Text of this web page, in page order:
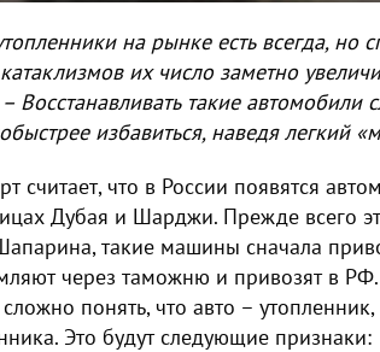
на рынке есть всегда, но
их число заметно
– Восстанавливать такие
избавиться, наведя легкий
считает, что в России появятся
Дубая и Шарджи. Прежде всего
такие машины сначала
через таможню и привозят в
понять, что авто –
Это будут следующие признаки: